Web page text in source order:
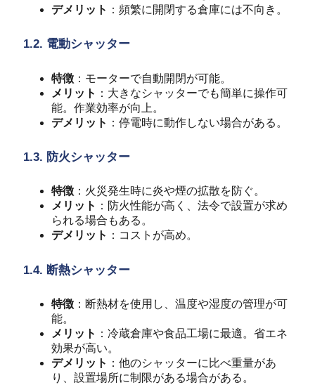
デメリット ：頻繁に開閉する倉庫には不向き。
1.2. 電動シャッター
特徴：モーターで自動開閉が可能。
メリット ：大きなシャッターでも簡単に操作可
能。作業効率が向上。
デメリット ：停電時に動作しない場合がある。
1.3. 防火シャッター
特徴：火災発生時に炎や煙の拡散を防ぐ。
メリット ：防火性能が高く、法令で設置が求め
られる場合もある。
デメリット ：コストが高め。
1.4. 断熱シャッター
特徴：断熱材を使用し、温度や湿度の管理が可
能。
メリット ：冷蔵倉庫や食品工場に最適。省エネ
効果が高い。
デメリット ：他のシャッターに比べ重量があ
り、設置場所に制限がある場合がある。